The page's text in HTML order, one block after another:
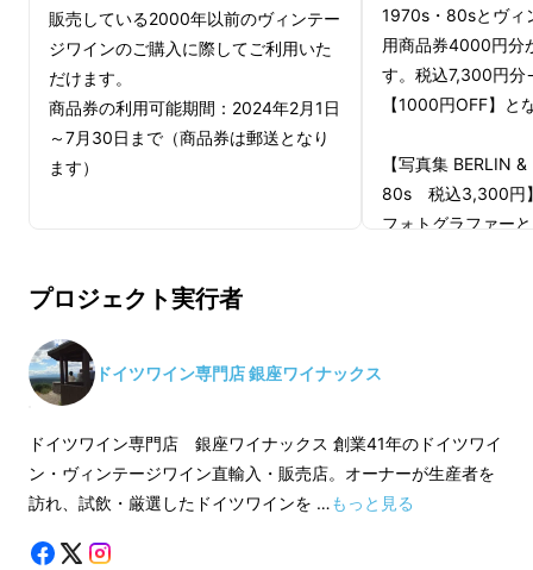
▲銀座６丁目（銀座松坂屋の裏）で営業してい
創業後は、毎年ドイツを訪れ、生産者の元でテ
イスティングし、自らの感性で納得したドイツ
ワインのみを直輸入。高品質なドイツワイン輸
販売している2000年以前のヴィンテー
ジワインのご購入に際してご利用いた
だけます。
商品券の利用可能期間：2024年2月1日
～7月30日まで（商品券は郵送となり
ます）
1970s・80sとヴィ
用商品券4000円分
す。税込7,300円
【1000円OFF】と
【写真集 BERLIN
80s 税込3,300円
フォトグラファー
4000円分】
プロジェクト実行者
ドイツワイン専門店 銀座ワイナックス
ドイツワイン専門店 銀座ワイナックス 創業41年のドイツワイ
ン・ヴィンテージワイン直輸入・販売店。オーナーが生産者を
訪れ、試飲・厳選したドイツワインを …もっと見る